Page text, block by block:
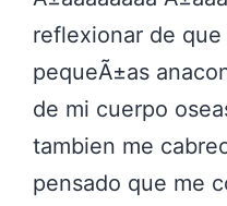
reflexionar de
pequeÃ±as
de mi cuerpo
tambien me
pensado que me